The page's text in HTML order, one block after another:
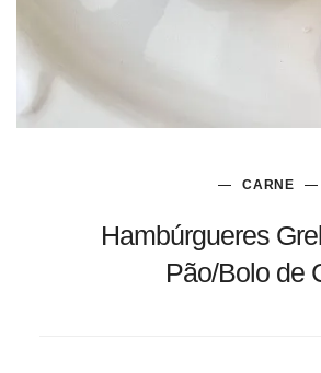
CARNE
Hambúrgueres
Pão/Bolo de